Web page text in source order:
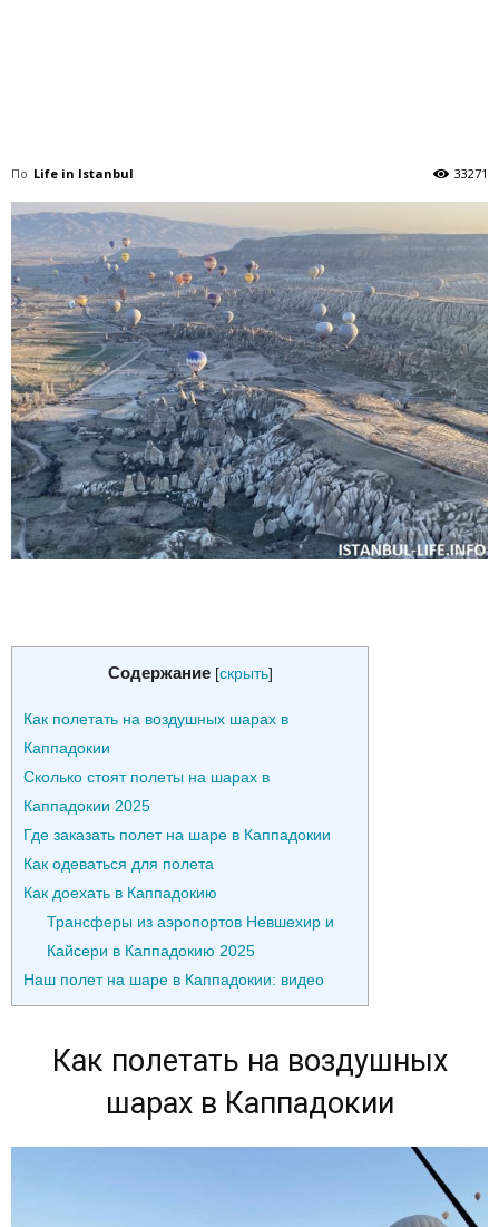
По Life in Istanbul 33271
Содержание [скрыть]
Как полетать на воздушных шарах в
Каппадокии
Сколько стоят полеты на шарах в
Каппадокии 2025
Где заказать полет на шаре в Каппадокии
Как одеваться для полета
Как доехать в Каппадокию
Трансферы из аэропортов Невшехир и
Кайсери в Каппадокию 2025
Наш полет на шаре в Каппадокии: видео
Как полетать на воздушных
шарах в Каппадокии